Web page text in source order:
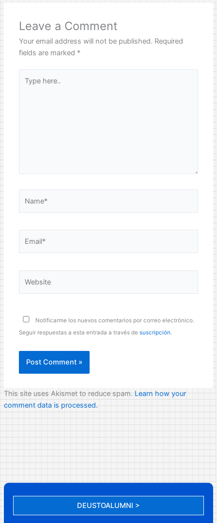
DEUSTOALUMNI >
Leave a Comment
Your email address will not be published. Required
fields are marked *
here..
Notificarme los nuevos comentarios por correo electrónico.
Seguir respuestas a esta entrada a través desuscripción.
This site uses Akismet to reduce spam.Learn how your
comment data is processed.